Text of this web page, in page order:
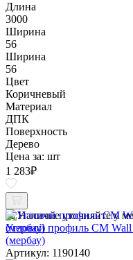
Длина
3000
Ширина
56
Ширина
56
Цвет
Коричневый
Материал
ДПК
Поверхность
Дерево
Цена за: шт
1 283₽
Наличие уточняйте у
Угловой профиль CM
(мербау)
Артикул: 1190140